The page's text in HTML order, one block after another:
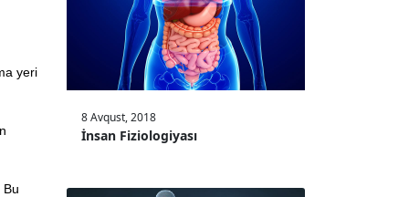
yeri
Bu
8 Avqust, 2018
İnsan Fiziologiyası